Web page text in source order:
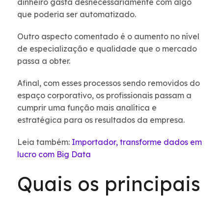
dinheiro gasta desnecessariamente com algo
que poderia ser automatizado.
Outro aspecto comentado é o aumento no nível
de especialização e qualidade que o mercado
passa a obter.
Afinal, com esses processos sendo removidos do
espaço corporativo, os profissionais passam a
cumprir uma função mais analítica e
estratégica para os resultados da empresa.
Leia também: Importador, transforme dados em
lucro com Big Data
Quais os principais